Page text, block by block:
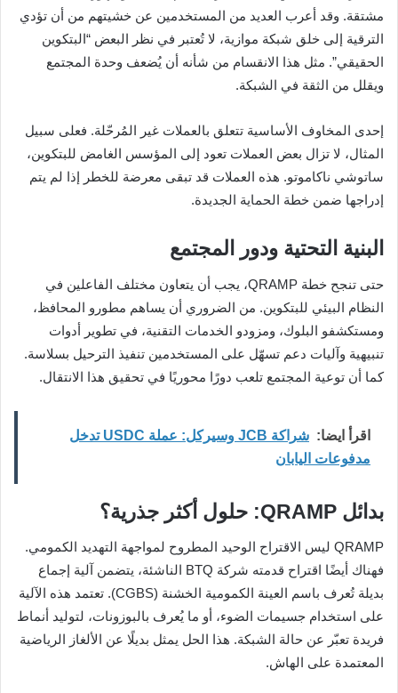
مشتقة. وقد أعرب العديد من المستخدمين عن خشيتهم من أن تؤدي
الترقية إلى خلق شبكة موازية، لا تُعتبر في نظر البعض “البتكوين
الحقيقي”. مثل هذا الانقسام من شأنه أن يُضعف وحدة المجتمع
ويقلل من الثقة في الشبكة.
إحدى المخاوف الأساسية تتعلق بالعملات غير المُرحّلة. فعلى سبيل
المثال، لا تزال بعض العملات تعود إلى المؤسس الغامض للبتكوين،
ساتوشي ناكاموتو. هذه العملات قد تبقى معرضة للخطر إذا لم يتم
إدراجها ضمن خطة الحماية الجديدة.
البنية التحتية ودور المجتمع
حتى تنجح خطة QRAMP، يجب أن يتعاون مختلف الفاعلين في
النظام البيئي للبتكوين. من الضروري أن يساهم مطورو المحافظ،
ومستكشفو البلوك، ومزودو الخدمات التقنية، في تطوير أدوات
تنبيهية وآليات دعم تسهّل على المستخدمين تنفيذ الترحيل بسلاسة.
كما أن توعية المجتمع تلعب دورًا محوريًا في تحقيق هذا الانتقال.
اقرأ ايضا:
شراكة JCB وسيركل: عملة USDC تدخل
مدفوعات اليابان
بدائل QRAMP: حلول أكثر جذرية؟
QRAMP ليس الاقتراح الوحيد المطروح لمواجهة التهديد الكمومي.
فهناك أيضًا اقتراح قدمته شركة BTQ الناشئة، يتضمن آلية إجماع
بديلة تُعرف باسم العينة الكمومية الخشنة (CGBS). تعتمد هذه الآلية
على استخدام جسيمات الضوء، أو ما يُعرف بالبوزونات، لتوليد أنماط
فريدة تعبّر عن حالة الشبكة. هذا الحل يمثل بديلًا عن الألغاز الرياضية
المعتمدة على الهاش.